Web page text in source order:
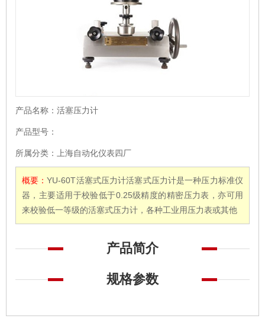
产品名称： 活塞压力计
产品型号：
所属分类： 上海自动化仪表四厂
概要：YU-60T活塞式压力计活塞式压力计是一种压力标准仪
器，主要适用于校验低于0.25级精度的精密压力表，亦可用
来校验低一等级的活塞式压力计，各种工业用压力表或其他
产品简介
规格参数